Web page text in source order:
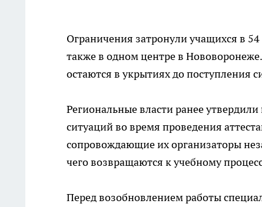
Ограничения затронули учащихся в
также в одном центре в
остаются в укрытиях до поступления
Региональные власти ранее
ситуаций во время проведения
сопровождающие их организаторы
чего возвращаются к учебному
Перед возобновлением работы